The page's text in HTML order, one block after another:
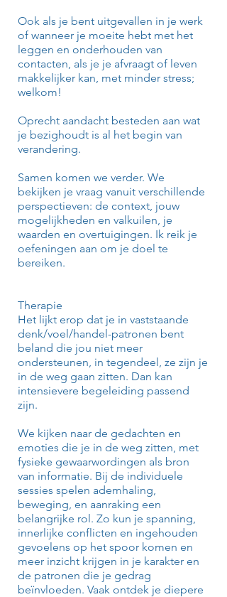
Ook als je bent uitgevallen in je werk
of wanneer je moeite hebt met het
leggen en onderhouden van
contacten, als je je afvraagt of leven
makkelijker kan, met minder stress;
welkom!
Oprecht aandacht besteden aan wat
je bezighoudt is al het begin van
verandering.
Samen komen we verder. We
bekijken je vraag vanuit verschillende
perspectieven: de context, jouw
mogelijkheden en valkuilen, je
waarden en overtuigingen. Ik reik je
oefeningen aan om je doel te
bereiken.
Therapie
Het lijkt erop dat je in vaststaande
denk/voel/handel-patronen bent
beland die jou niet meer
ondersteunen, in tegendeel, ze zijn je
in de weg gaan zitten. Dan kan
intensievere begeleiding passend
zijn.
We kijken naar de gedachten en
emoties die je in de weg zitten, met
fysieke gewaarwordingen als bron
van informatie. Bij de individuele
sessies spelen ademhaling,
beweging, en aanraking een
belangrijke rol. Zo kun je spanning,
innerlijke conflicten en ingehouden
gevoelens op het spoor komen en
meer inzicht krijgen in je karakter en
de patronen die je gedrag
beïnvloeden. Vaak ontdek je diepere